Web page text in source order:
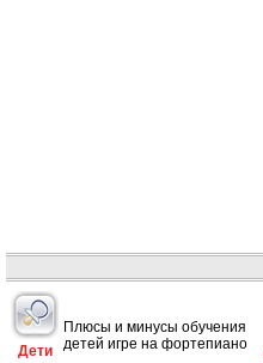
Дети
Плюсы и минусы обучения
детей игре на фортепиано